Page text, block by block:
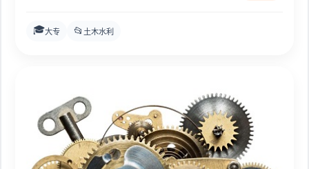
🎓大专 📂 土木水利